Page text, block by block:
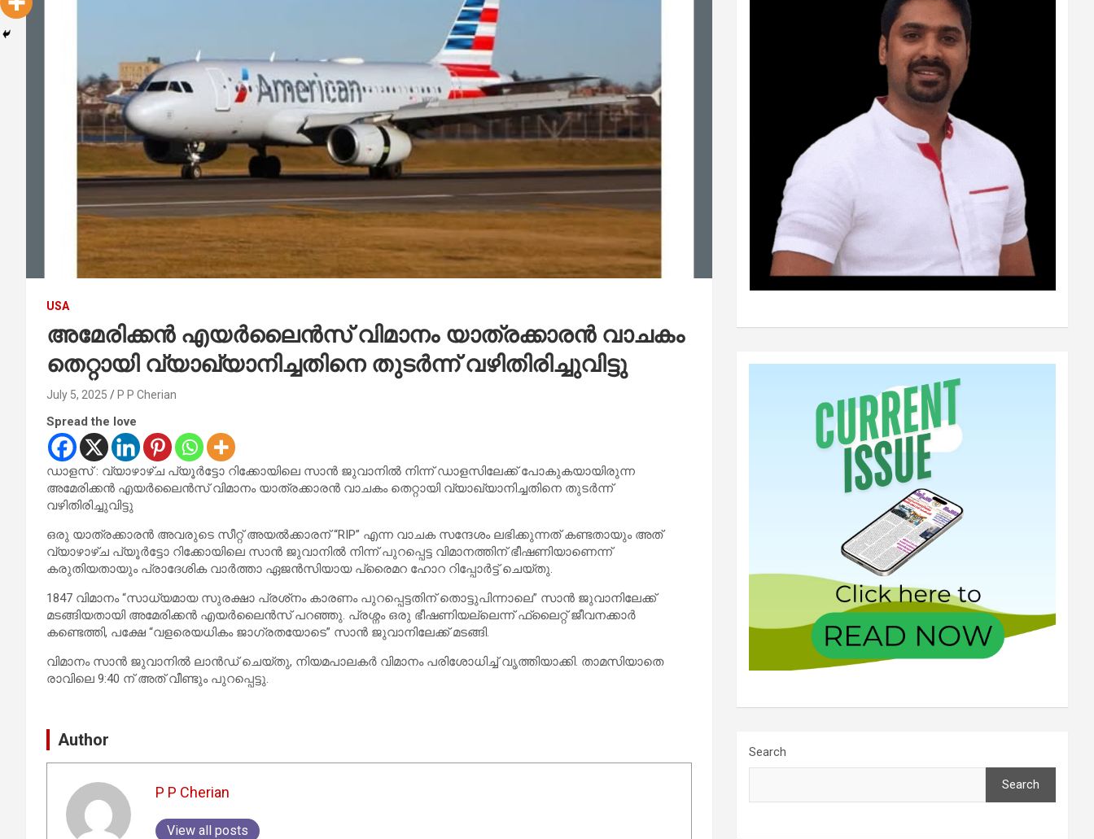
USA
അമേരിക്കൻ എയർലൈൻസ് വിമാനം യാത്രക്കാരൻ വാചകം
തെറ്റായി വ്യാഖ്യാനിച്ചതിനെ തുടർന്ന് വഴിതിരിച്ചുവിട്ടു
July 5, 2025 P P Cherian
Spread the love
ഡാളസ് : വ്യാഴാഴ്ച പ്യൂർട്ടോ റിക്കോയിലെ സാൻ ജുവാനിൽ നിന്ന് ഡാളസിലേക്ക് പോകുകയായിരുന്ന
അമേരിക്കൻ എയർലൈൻസ് വിമാനം യാത്രക്കാരൻ വാചകം തെറ്റായി വ്യാഖ്യാനിച്ചതിനെ തുടർന്ന്
വഴിതിരിച്ചുവിട്ടു
ഒരു യാത്രക്കാരൻ അവരുടെ സീറ്റ് അയൽക്കാരന് “RIP” എന്ന വാചക സന്ദേശം ലഭിക്കുന്നത് കണ്ടതായും അത്
വ്യാഴാഴ്ച പ്യൂർട്ടോ റിക്കോയിലെ സാൻ ജുവാനിൽ നിന്ന് പുറപ്പെട്ട വിമാനത്തിന് ഭീഷണിയാണെന്ന്
കരുതിയതായും പ്രാദേശിക വാർത്താ ഏജൻസിയായ പ്രൈമറ ഹോറ റിപ്പോർട്ട് ചെയ്തു.
1847 വിമാനം “സാധ്യമായ സുരക്ഷാ പ്രശ്‌നം കാരണം പുറപ്പെട്ടതിന് തൊട്ടുപിന്നാലെ” സാൻ ജുവാനിലേക്ക്
മടങ്ങിയതായി അമേരിക്കൻ എയർലൈൻസ് പറഞ്ഞു. പ്രശ്നം ഒരു ഭീഷണിയല്ലെന്ന് ഫ്ലൈറ്റ് ജീവനക്കാർ
കണ്ടെത്തി, പക്ഷേ “വളരെയധികം ജാഗ്രതയോടെ” സാൻ ജുവാനിലേക്ക് മടങ്ങി.
വിമാനം സാൻ ജുവാനിൽ ലാൻഡ് ചെയ്തു, നിയമപാലകർ വിമാനം പരിശോധിച്ച് വൃത്തിയാക്കി. താമസിയാതെ
രാവിലെ 9:40 ന് അത് വീണ്ടും പുറപ്പെട്ടു.
Author
P P Cherian
View all posts
Search
Search